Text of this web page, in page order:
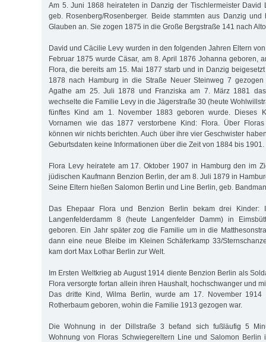
Am 5. Juni 1868 heirateten in Danzig der Tischlermeister David
geb. Rosenberg/Rosenberger. Beide stammten aus Danzig
Glauben an. Sie zogen 1875 in die Große Bergstraße 141 nach
David und Cäcilie Levy wurden in den folgenden Jahren Eltern
Februar 1875 wurde Cäsar, am 8. April 1876 Johanna geboren,
Flora, die bereits am 15. Mai 1877 starb und in Danzig
1878 nach Hamburg in die Straße Neuer Steinweg 7 gezogen
Agathe am 25. Juli 1878 und Franziska am 7. März 1881
wechselte die Familie Levy in die Jägerstraße 30 (heute
fünftes Kind am 1. November 1883 geboren wurde. Dieses
Vornamen wie das 1877 verstorbene Kind: Flora. Über
können wir nichts berichten. Auch über ihre vier Geschwister
Geburtsdaten keine Informationen über die Zeit von 1884 bis 1901.
Flora Levy heiratete am 17. Oktober 1907 in Hamburg den im
jüdischen Kaufmann Benzion Berlin, der am 8. Juli 1879 in
Seine Eltern hießen Salomon Berlin und Line Berlin, geb.
Das Ehepaar Flora und Benzion Berlin bekam drei Kinder:
Langenfelderdamm 8 (heute Langenfelder Damm) in
geboren. Ein Jahr später zog die Familie um in die
dann eine neue Bleibe im Kleinen Schäferkamp 33/
kam dort Max Lothar Berlin zur Welt.
Im Ersten Weltkrieg ab August 1914 diente Benzion Berlin als
Flora versorgte fortan allein ihren Haushalt, hochschwanger und
Das dritte Kind, Wilma Berlin, wurde am 17. November
Rotherbaum geboren, wohin die Familie 1913 gezogen war.
Die Wohnung in der Dillstraße 3 befand sich fußläufig 5
Wohnung von Floras Schwiegereltern Line und Salomon Berlin